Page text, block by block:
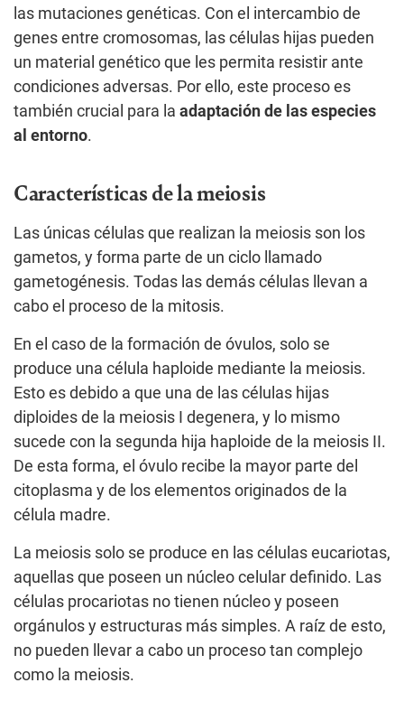
las mutaciones genéticas. Con el intercambio de
genes entre cromosomas, las células hijas pueden
un material genético que les permita resistir ante
condiciones adversas. Por ello, este proceso es
también crucial para la adaptación de las especies
al entorno.
Características de la meiosis
Las únicas células que realizan la meiosis son los
gametos, y forma parte de un ciclo llamado
gametogénesis. Todas las demás células llevan a
cabo el proceso de la mitosis.
En el caso de la formación de óvulos, solo se
produce una célula haploide mediante la meiosis.
Esto es debido a que una de las células hijas
diploides de la meiosis I degenera, y lo mismo
sucede con la segunda hija haploide de la meiosis II.
De esta forma, el óvulo recibe la mayor parte del
citoplasma y de los elementos originados de la
célula madre.
La meiosis solo se produce en las células eucariotas,
aquellas que poseen un núcleo celular definido. Las
células procariotas no tienen núcleo y poseen
orgánulos y estructuras más simples. A raíz de esto,
no pueden llevar a cabo un proceso tan complejo
como la meiosis.